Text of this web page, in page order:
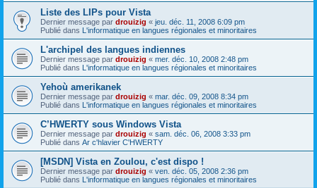
Liste des LIPs pour Vista
Dernier message par drouizig « jeu. déc. 11, 2008 6:09 pm
Publié dans L'informatique en langues régionales et minoritaires
L'archipel des langues indiennes
Dernier message par drouizig « mer. déc. 10, 2008 2:48 pm
Publié dans L'informatique en langues régionales et minoritaires
Yehoù amerikanek
Dernier message par drouizig « mar. déc. 09, 2008 8:34 pm
Publié dans L'informatique en langues régionales et minoritaires
C’HWERTY sous Windows Vista
Dernier message par drouizig « sam. déc. 06, 2008 3:33 pm
Publié dans Ar c'hlavier C'HWERTY
[MSDN] Vista en Zoulou, c'est dispo !
Dernier message par drouizig « ven. déc. 05, 2008 2:36 pm
Publié dans L'informatique en langues régionales et minoritaires